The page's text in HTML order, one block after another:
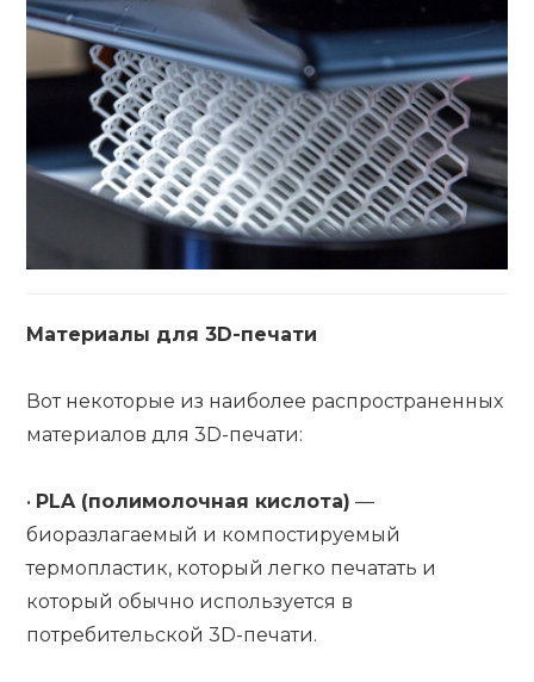
Материалы для 3D-печати
Вот некоторые из наиболее распространенных
материалов для 3D-печати:
• PLA (полимолочная кислота) —
биоразлагаемый и компостируемый
термопластик, который легко печатать и
который обычно используется в
потребительской 3D-печати.